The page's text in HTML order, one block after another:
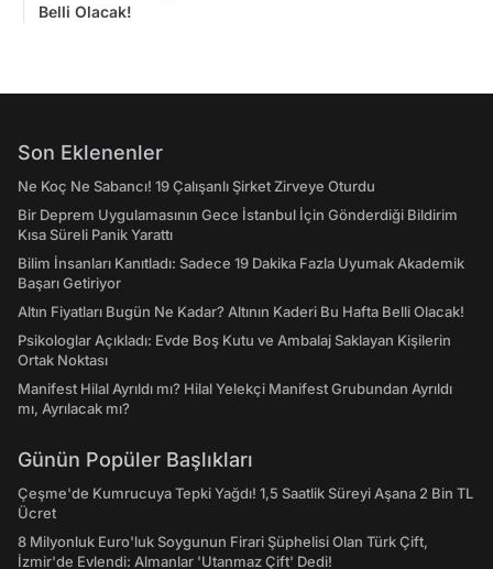
Belli Olacak!
Son Eklenenler
Ne Koç Ne Sabancı! 19 Çalışanlı Şirket Zirveye Oturdu
Bir Deprem Uygulamasının Gece İstanbul İçin Gönderdiği Bildirim
Kısa Süreli Panik Yarattı
Bilim İnsanları Kanıtladı: Sadece 19 Dakika Fazla Uyumak Akademik
Başarı Getiriyor
Altın Fiyatları Bugün Ne Kadar? Altının Kaderi Bu Hafta Belli Olacak!
Psikologlar Açıkladı: Evde Boş Kutu ve Ambalaj Saklayan Kişilerin
Ortak Noktası
Manifest Hilal Ayrıldı mı? Hilal Yelekçi Manifest Grubundan Ayrıldı
mı, Ayrılacak mı?
Günün Popüler Başlıkları
Çeşme'de Kumrucuya Tepki Yağdı! 1,5 Saatlik Süreyi Aşana 2 Bin TL
Ücret
8 Milyonluk Euro'luk Soygunun Firari Şüphelisi Olan Türk Çift,
İzmir'de Evlendi: Almanlar 'Utanmaz Çift' Dedi!